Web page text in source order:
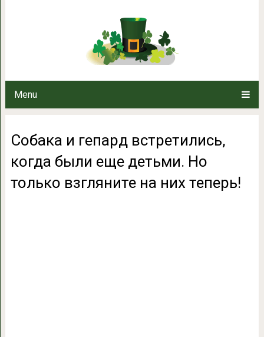
Menu
Собака и гепард
только
Собака и гепард встретились,
когда были еще детьми. Но
только взгляните на них теперь!